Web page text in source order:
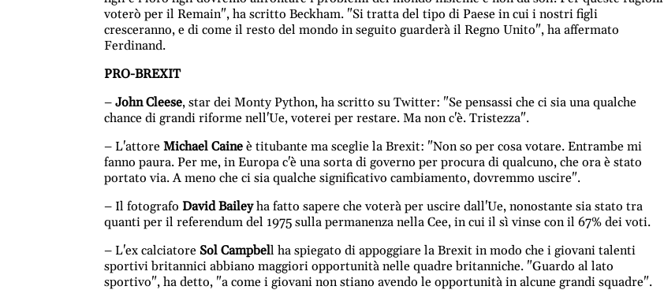
voterò per il Remain", ha scritto Beckham. "Si tratta del tipo di Paese in cui i nostri figli
cresceranno, e di come il resto del mondo in seguito guarderà il Regno Unito", ha affermato
Ferdinand.
PRO-BREXIT
– John Cleese, star dei Monty Python, ha scritto su Twitter: "Se pensassi che ci sia una qualche
chance di grandi riforme nell'Ue, voterei per restare. Ma non c'è. Tristezza".
– L'attore Michael Caine è titubante ma sceglie la Brexit: "Non so per cosa votare. Entrambe mi
fanno paura. Per me, in Europa c'è una sorta di governo per procura di qualcuno, che ora è stato
portato via. A meno che ci sia qualche significativo cambiamento, dovremmo uscire".
– Il fotografo David Baileyha fatto sapere che voterà per uscire dall'Ue, nonostante sia stato tra
quanti per il referendum del 1975 sulla permanenza nella Cee, in cui il sì vinse con il 67% dei voti.
– L'ex calciatore Sol Campbell ha spiegato di appoggiare la Brexit in modo che i giovani talenti
sportivi britannici abbiano maggiori opportunità nelle quadre britanniche. "Guardo al lato
sportivo", ha detto, "a come i giovani non stiano avendo le opportunità in alcune grandi squadre".